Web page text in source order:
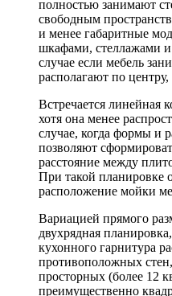
полностью занимают
свободным
и менее габаритные
шкафами, стеллажами
случае если мебель
располагают по
Встречается линейная
хотя она менее
случае, когда формы и
позволяют
расстояние между
При такой планировке
расположение мойки
Вариацией прямого
двухрядная
кухонного гарнитура
противоположных
просторных (более 12
преимущественно